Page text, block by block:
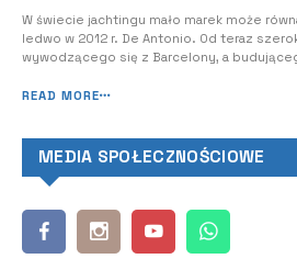
W świecie jachtingu mało marek może
ledwo w 2012 r. De Antonio. Od teraz
wywodzącego się z Barcelony, a
polskim rynku za sprawą Centrum
READ MORE
MEDIA SPOŁECZNOŚCIOWE